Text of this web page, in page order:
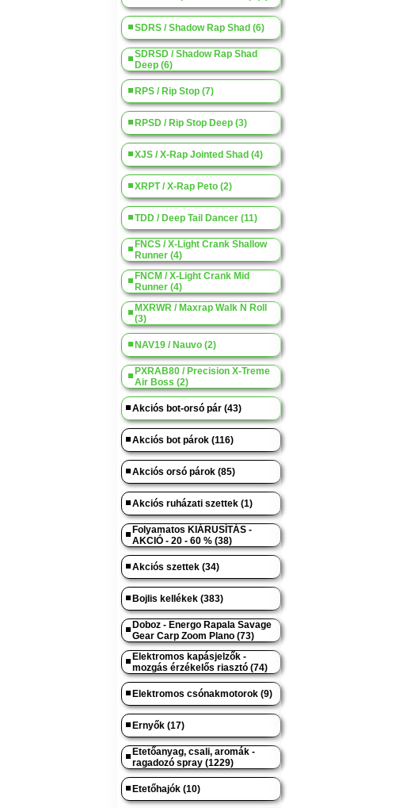
SDRS / Shadow Rap Shad (6)
SDRSD / Shadow Rap Shad
Deep (6)
RPS / Rip Stop (7)
RPSD / Rip Stop Deep (3)
XJS / X-Rap Jointed Shad (4)
XRPT / X-Rap Peto (2)
TDD / Deep Tail Dancer (11)
FNCS / X-Light Crank Shallow
Runner (4)
FNCM / X-Light Crank Mid
Runner (4)
MXRWR / Maxrap Walk N Roll
(3)
NAV19 / Nauvo (2)
PXRAB80 / Precision X-Treme
Air Boss (2)
Akciós bot-orsó pár (43)
Akciós bot párok (116)
Akciós orsó párok (85)
Akciós ruházati szettek (1)
Folyamatos KIÁRUSÍTÁS -
AKCIÓ - 20 - 60 % (38)
Akciós szettek (34)
Bojlis kellékek (383)
Doboz - Energo Rapala Savage
Gear Carp Zoom Plano (73)
Elektromos kapásjelzők -
mozgás érzékelős riasztó (74)
Elektromos csónakmotorok (9)
Ernyők (17)
Etetőanyag, csali, aromák -
ragadozó spray (1229)
Etetőhajók (10)